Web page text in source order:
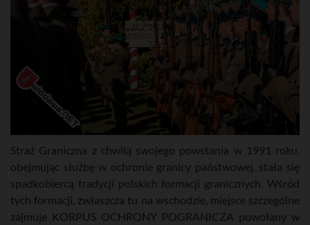
Straż Graniczna z chwilą swojego powstania w 1991 roku,
obejmując służbę w ochronie granicy państwowej, stała się
spadkobiercą tradycji polskich formacji granicznych. Wśród
tych formacji, zwłaszcza tu na wschodzie, miejsce szczególne
zajmuje KORPUS OCHRONY POGRANICZA powołany w